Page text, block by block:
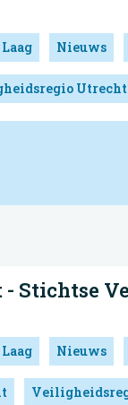
Laag Nieuws
Utrecht
Stichtse
Laag Nieuws